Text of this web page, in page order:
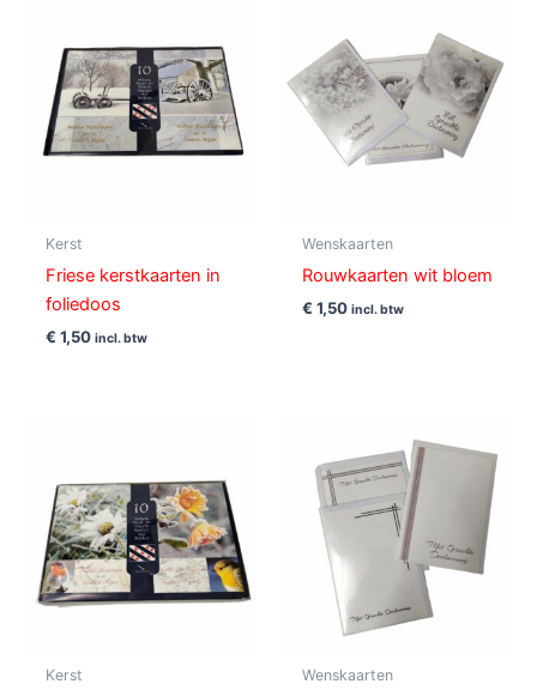
Kerst
Friese kerstkaarten in
foliedoos
€ 1,50 incl. btw
Wenskaarten
Rouwkaarten wit bloem
€ 1,50 incl. btw
Kerst Wenskaarten